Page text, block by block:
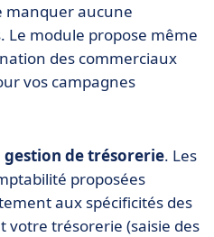
manquer aucune
Le module propose même
des commerciaux
vos campagnes
de trésorerie. Les
proposées
aux spécificités des
votre trésorerie (saisie des